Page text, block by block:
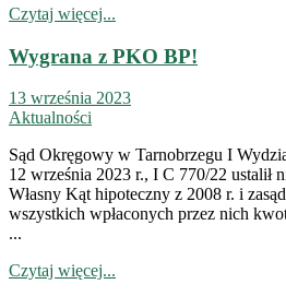
Czytaj więcej...
Wygrana z PKO BP!
13 września 2023
Aktualności
Sąd Okręgowy w Tarnobrzegu I
12 września 2023 r., I C 770/22 ustalił
Własny Kąt hipoteczny z 2008 r. i
wszystkich wpłaconych przez nich
...
Czytaj więcej...